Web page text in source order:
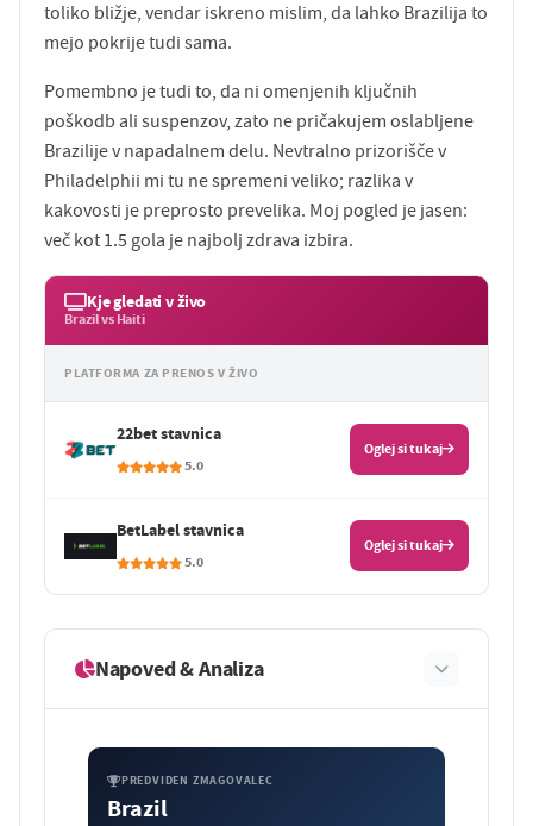
toliko bližje, vendar iskreno mislim, da lahko Brazilija to
mejo pokrije tudi sama.
Pomembno je tudi to, da ni omenjenih ključnih
poškodb ali suspenzov, zato ne pričakujem oslabljene
Brazilije v napadalnem delu. Nevtralno prizorišče v
Philadelphii mi tu ne spremeni veliko; razlika v
kakovosti je preprosto prevelika. Moj pogled je jasen:
več kot 1.5 gola je najbolj zdrava izbira.
Kje gledati v živo
Brazil vs Haiti
PLATFORMA ZA PRENOS V ŽIVO
22bet stavnica
5.0
Oglej si tukaj
BetLabel stavnica
5.0
Oglej si tukaj
Napoved & Analiza
PREDVIDEN ZMAGOVALEC
Brazil